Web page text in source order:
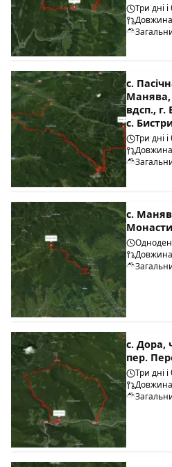
Три дні
с.
вдсп.,
с.
Три дні
с.
с. Дора,
пер.
Три дні